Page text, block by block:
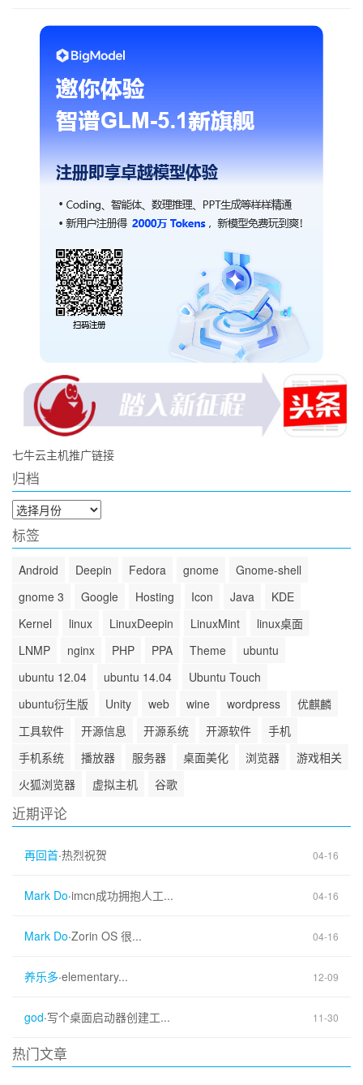
七牛云主机推广链接
归档
归
档
标签
Android Deepin Fedora gnome
Gnome-shell
gnome 3
Google Hosting Icon Java
KDE
Kernel
linux LinuxDeepin LinuxMint
linux桌面
LNMP
nginx PHP PPA Theme
ubuntu
ubuntu 12.04
ubuntu 14.04
Ubuntu Touch
ubuntu衍生版
Unity web wine wordpress
优麒麟
工具软件
开源信息 开源系统 开源软件
手机
手机系统
播放器 服务器 桌面美化 浏览器
游戏相关
火狐浏览器
虚拟主机 谷歌
近期评论
再回首·热烈祝贺 04-16
Mark Do·imcn成功拥抱人工... 04-16
Mark Do·Zorin OS 很... 04-16
养乐多·elementary... 12-09
god·写个桌面启动器创建工... 11-30
热门文章